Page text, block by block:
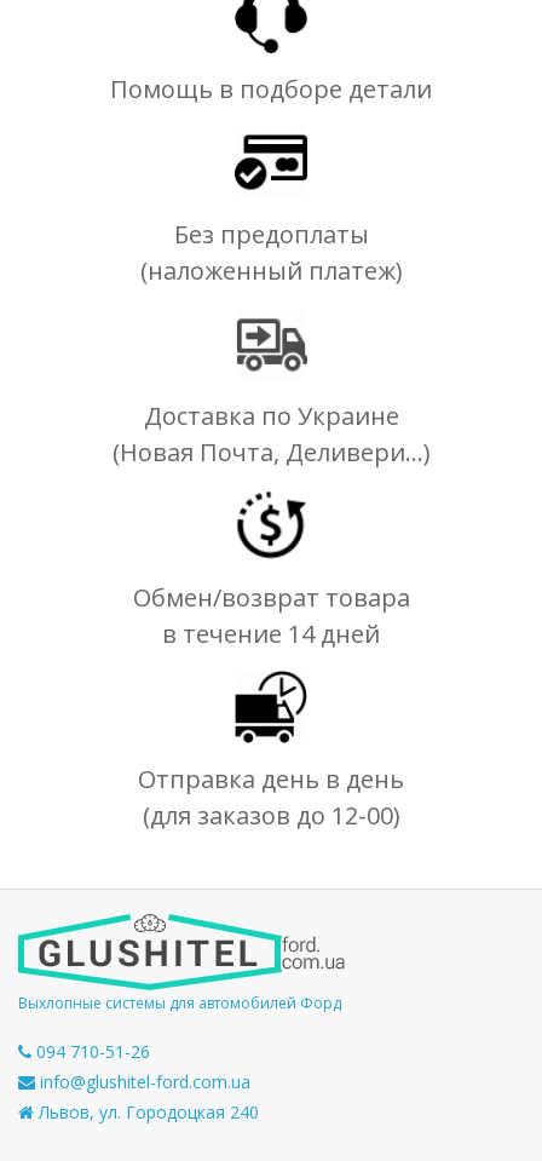
Помощь в подборе детали
Без предоплаты
(наложенный платеж)
Доставка по Украине
(Новая Почта, Деливери...)
Обмен/возврат товара
в течение 14 дней
Отправка день в день
(для заказов до 12-00)
Выхлопные системы для автомобилей Форд
094 710-51-26
info@glushitel-ford.com.ua
Львов, ул. Городоцкая 240